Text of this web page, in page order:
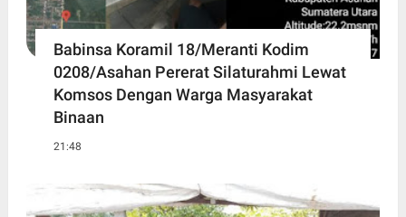
Babinsa Koramil 18/Meranti Kodim
0208/Asahan Pererat Silaturahmi Lewat
Komsos Dengan Warga Masyarakat
Binaan
21:48